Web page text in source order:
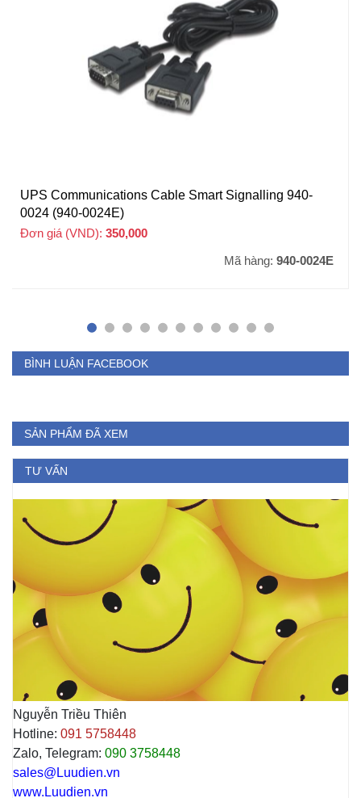
UPS Communications Cable Smart Signalling 940-
0024 (940-0024E)
Đơn giá (VND): 350,000
Mã hàng: 940-0024E
BÌNH LUẬN FACEBOOK
SẢN PHẨM ĐÃ XEM
TƯ VẤN
Nguyễn Triều Thiên
Hotline: 091 5758448
Zalo, Telegram: 090 3758448
sales@Luudien.vn
www.Luudien.vn